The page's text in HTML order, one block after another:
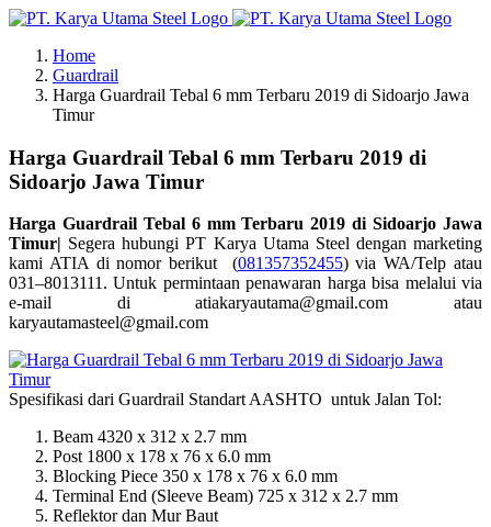
Skip
contentHome
Guardrail
Harga Guardrail Tebal 6 mm Terbaru 2019 di Sidoarjo Jawa
Timur
Harga Guardrail Tebal 6 mm Terbaru 2019 di
Sidoarjo Jawa Timur
Harga Guardrail Tebal 6 mm Terbaru 2019 di Sidoarjo Jawa
Timur| Segera hubungi PT Karya Utama Steel dengan marketing
kami ATIA di nomor berikut (081357352455) via WA/Telp atau
031–8013111. Untuk permintaan penawaran harga bisa melalui via
e-mail di atiakaryautama@gmail.com atau
karyautamasteel@gmail.com
Spesifikasi dari Guardrail Standart AASHTO untuk Jalan Tol:
Beam 4320 x 312 x 2.7 mm
Post 1800 x 178 x 76 x 6.0 mm
Blocking Piece 350 x 178 x 76 x 6.0 mm
Terminal End (Sleeve Beam) 725 x 312 x 2.7 mm
Reflektor dan Mur Baut